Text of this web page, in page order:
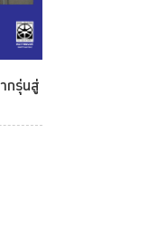
กรุ่นสู่